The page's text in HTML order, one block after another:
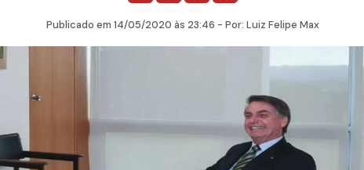
Publicado em 14/05/2020 às 23:46 - Por: Luiz Felipe Max